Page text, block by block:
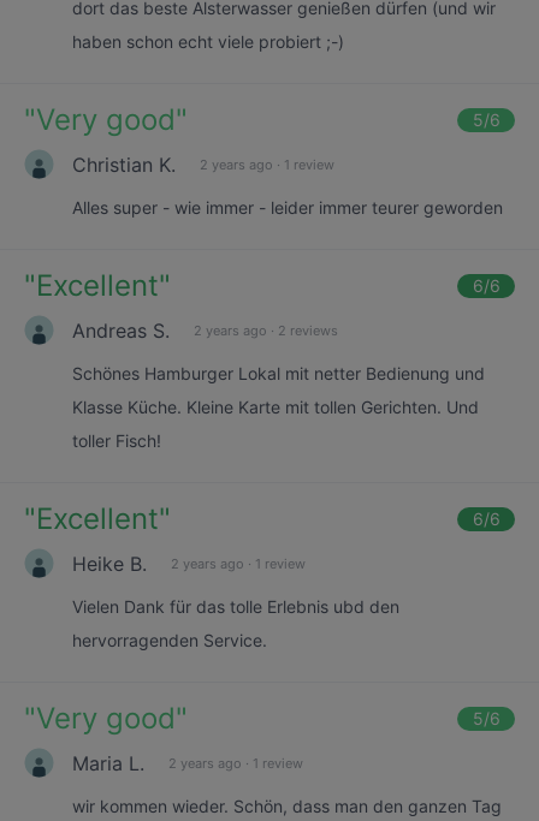
dort das beste Alsterwasser genießen dürfen (und wir
haben schon echt viele probiert ;-)
"Very good" 5/6
Christian K. 2 years ago · 1 review
Alles super - wie immer - leider immer teurer geworden
"Excellent" 6/6
Andreas S. 2 years ago · 2 reviews
Schönes Hamburger Lokal mit netter Bedienung und
Klasse Küche. Kleine Karte mit tollen Gerichten. Und
toller Fisch!
"Excellent" 6/6
Heike B. 2 years ago · 1 review
Vielen Dank für das tolle Erlebnis ubd den
hervorragenden Service.
"Very good" 5/6
Maria L. 2 years ago · 1 review
wir kommen wieder. Schön, dass man den ganzen Tag